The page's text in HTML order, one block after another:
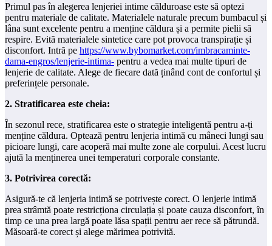
Primul pas în alegerea lenjeriei intime călduroase este să optezi
pentru materiale de calitate. Materialele naturale precum bumbacul și
lâna sunt excelente pentru a menține căldura și a permite pielii să
respire. Evită materialele sintetice care pot provoca transpirație și
disconfort. Intră pe https://www.bybomarket.com/imbracaminte-
dama-engros/lenjerie-intima- pentru a vedea mai multe tipuri de
lenjerie de calitate. Alege de fiecare dată ținând cont de confortul și
preferințele personale.
2. Stratificarea este cheia:
În sezonul rece, stratificarea este o strategie inteligentă pentru a-ți
menține căldura. Optează pentru lenjeria intimă cu mâneci lungi sau
picioare lungi, care acoperă mai multe zone ale corpului. Acest lucru
ajută la menținerea unei temperaturi corporale constante.
3. Potrivirea corectă:
Asigură-te că lenjeria intimă se potrivește corect. O lenjerie intimă
prea strâmtă poate restricționa circulația și poate cauza disconfort, în
timp ce una prea largă poate lăsa spații pentru aer rece să pătrundă.
Măsoară-te corect și alege mărimea potrivită.